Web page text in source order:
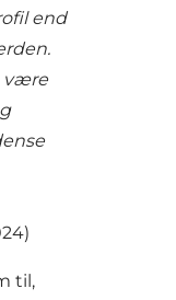
end
være
til,